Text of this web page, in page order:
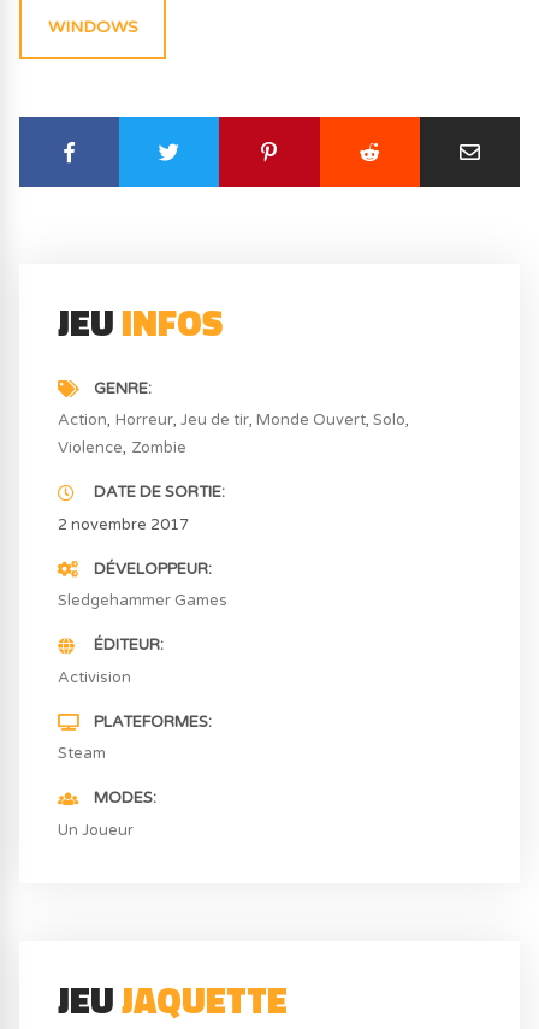
WINDOWS
JEUINFOS
GENRE
Action Horreur Jeu de tir Monde Ouvert Solo
Violence Zombie
DATE DE SORTIE
2 novembre 2017
DÉVELOPPEUR
Sledgehammer Games
ÉDITEUR
Activision
PLATEFORMES
Steam
MODES
Un Joueur
JEUJAQUETTE